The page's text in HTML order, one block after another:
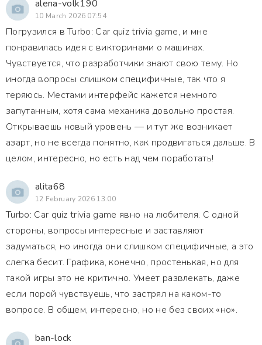
alena-volk190
10 March 2026 07:54
Погрузился в Turbo: Car quiz trivia game, и мне
понравилась идея с викторинами о машинах.
Чувствуется, что разработчики знают свою тему. Но
иногда вопросы слишком специфичные, так что я
теряюсь. Местами интерфейс кажется немного
запутанным, хотя сама механика довольно простая.
Открываешь новый уровень — и тут же возникает
азарт, но не всегда понятно, как продвигаться дальше. В
целом, интересно, но есть над чем поработать!
alita68
12 February 2026 13:00
Turbo: Car quiz trivia game явно на любителя. С одной
стороны, вопросы интересные и заставляют
задуматься, но иногда они слишком специфичные, а это
слегка бесит. Графика, конечно, простенькая, но для
такой игры это не критично. Умеет развлекать, даже
если порой чувствуешь, что застрял на каком-то
вопросе. В общем, интересно, но не без своих «но».
ban-lock